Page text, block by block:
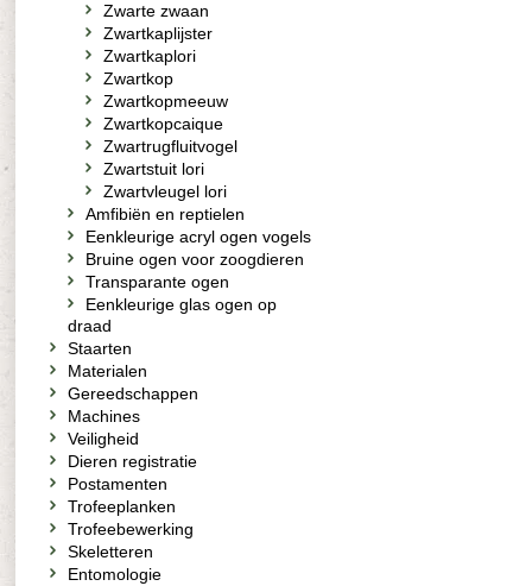
Zwarte zwaan
Zwartkaplijster
Zwartkaplori
Zwartkop
Zwartkopmeeuw
Zwartkopcaique
Zwartrugfluitvogel
Zwartstuit lori
Zwartvleugel lori
Amfibiën en reptielen
Eenkleurige acryl ogen vogels
Bruine ogen voor zoogdieren
Transparante ogen
Eenkleurige glas ogen op
draad
Staarten
Materialen
Gereedschappen
Machines
Veiligheid
Dieren registratie
Postamenten
Trofeeplanken
Trofeebewerking
Skeletteren
Entomologie